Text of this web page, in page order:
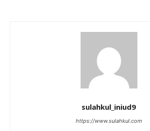
sulahkul_iniud9
https://www.sulahkul.com